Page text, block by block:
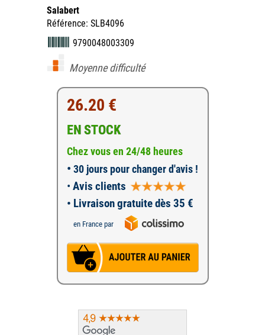
Salabert
Référence: SLB4096
9790048003309
Moyenne difficulté
26.20 €
EN STOCK
Chez vous en 24/48 heures
• 30 jours pour changer d'avis !
• Avis clients
• Livraison gratuite dès 35 €
en France par